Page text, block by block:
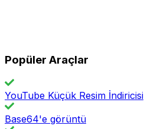
Popüler Araçlar
YouTube Küçük Resim İndiricisi
Base64'e görüntü